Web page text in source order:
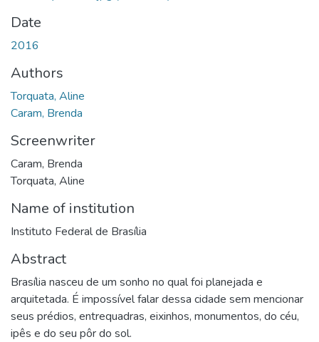
Date
2016
Authors
Torquata, Aline
Caram, Brenda
Screenwriter
Caram, Brenda
Torquata, Aline
Name of institution
Instituto Federal de Brasília
Abstract
Brasília nasceu de um sonho no qual foi planejada e
arquitetada. É impossível falar dessa cidade sem mencionar
seus prédios, entrequadras, eixinhos, monumentos, do céu,
ipês e do seu pôr do sol.